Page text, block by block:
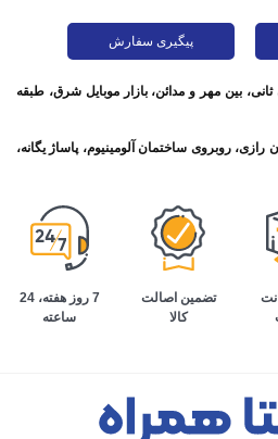
پیگیری سفارش
ثانی، بین مهر و مدائن، بازار موبایل شرق، طبقه
رازی، روبروی ساختمان آلومینیوم، پاساژ یگانه،
تضمین اصالت
کالا
7 روز هفته، 24
ساعته